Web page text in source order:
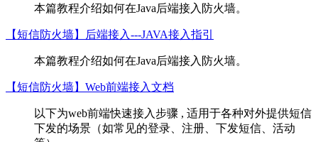
本篇教程介绍如何在Java后端接入防火墙。
【短信防火墙】后端接入---JAVA接入指引
本篇教程介绍如何在Java后端接入防火墙。
【短信防火墙】Web前端接入文档
以下为web前端快速接入步骤 , 适用于各种对外提供短信
下发的场景（如常见的登录、注册、下发短信、活动